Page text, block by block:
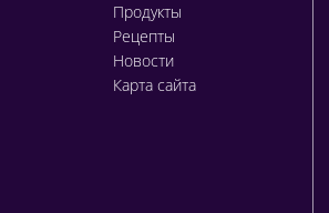
Продукты
Рецепты
Новости
Карта сайта